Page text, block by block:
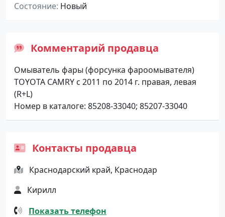
Состояние Новый
Комментарий продавца
Омыватель фары (форсунка фароомывателя)
TOYOTA CAMRY с 2011 по 2014 г. правая, левая
(R+L)
Номер в каталоге: 85208-33040; 85207-33040
Контакты продавца
Краснодарский край, Краснодар
Кирилл
Показать телефон